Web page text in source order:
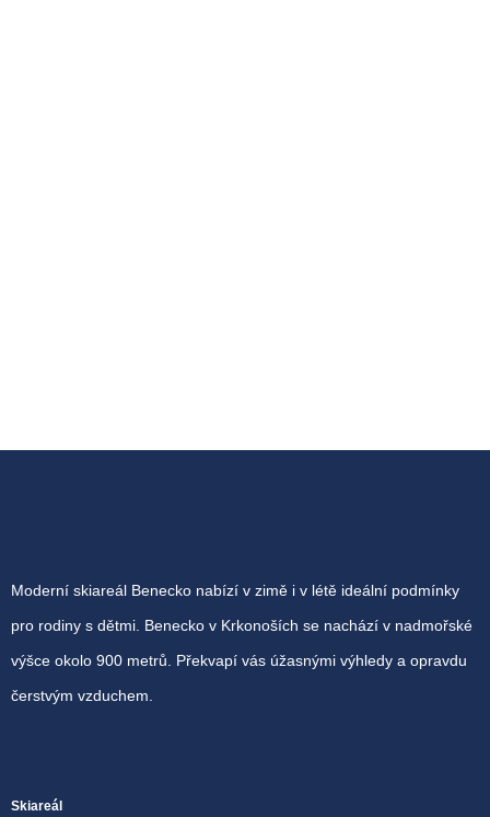
Moderní skiareál Benecko nabízí v zimě i v létě ideální podmínky
pro rodiny s dětmi. Benecko v Krkonoších se nachází v nadmořské
výšce okolo 900 metrů. Překvapí vás úžasnými výhledy a opravdu
čerstvým vzduchem.
Skiareál